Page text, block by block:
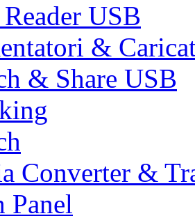
USB
&
& Share USB
Converter &
Panel